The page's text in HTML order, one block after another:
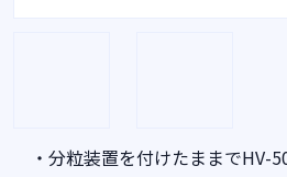
・分粒装置を付けたままでHV-